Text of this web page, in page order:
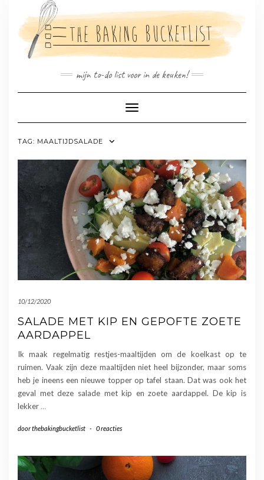
inhoud
mijn to-do list voor in de keuken!
Toggle navigatie
TAG: MAALTIJDSALADE
10/12/2020
SALADE MET KIP EN GEPOFTE ZOETE
AARDAPPEL
Ik maak regelmatig restjes-maaltijden om de koelkast op te
ruimen. Vaak zijn deze maaltijden niet heel bijzonder, maar soms
heb je ineens een nieuwe topper op tafel staan. Dat was ook het
geval met deze salade met kip en zoete aardappel. De kip is
lekker…
doorthebakingbucketlist - 0 reacties